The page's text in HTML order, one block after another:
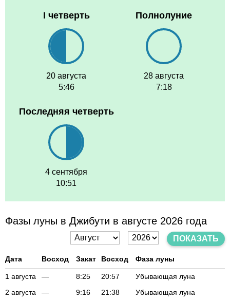
I четверть
20 августа
5:46
Полнолуние
28 августа
7:18
Последняя четверть
4 сентября
10:51
Фазы луны в Джибути в августе 2026 года
ПОКАЗАТЬ
Дата Восход Закат Восход Фаза луны
1 августа — 8:25 20:57
Убывающая луна
2 августа
— 9:16 21:38
Убывающая луна